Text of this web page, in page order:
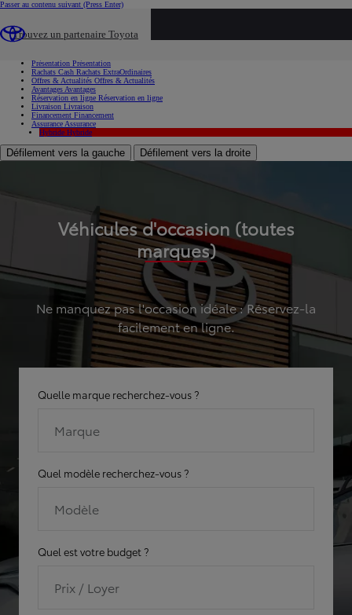
Passer au contenu suivant (Press Enter)
Trouvez un partenaire Toyota
Présentation Présentation
Rachats Cash Rachats ExtraOrdinaires
Offres & Actualités Offres & Actualités
Avantages Avantages
Réservation en ligne Réservation en ligne
Livraison Livraison
Financement Financement
Assurance Assurance
Hybride Hybride
Défilement vers la gauche Défilement vers la droite
Véhicules d'occasion (toutes
marques)
Ne manquez pas l'occasion idéale : Réservez-la
facilement en ligne.
Quelle marque recherchez-vous ?
Marque
Quel modèle recherchez-vous ?
Modèle
Quel est votre budget ?
Prix / Loyer